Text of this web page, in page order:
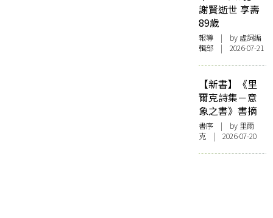
謝賢逝世 享壽
89歲
報導 | by 虛詞編
輯部 | 2026-07-21
【新書】《里
爾克詩集－意
象之書》書摘
書序 | by 里爾
克 | 2026-07-20